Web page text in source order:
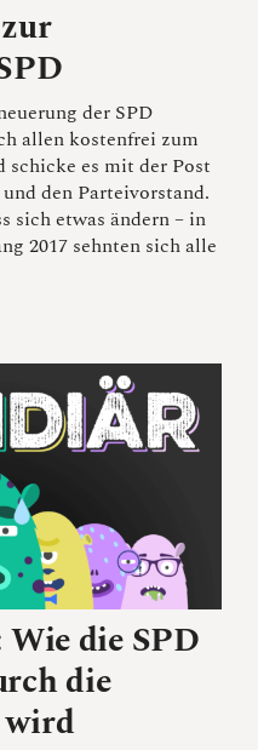
der SPD
allen kostenfrei zum
schicke es mit der Post
den Parteivorstand.
sich etwas ändern – in
2017 sehnten sich alle
die SPD
die
wird